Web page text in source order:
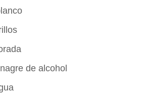
de alcohol